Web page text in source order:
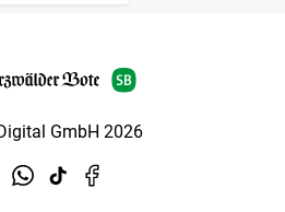
GmbH 2026